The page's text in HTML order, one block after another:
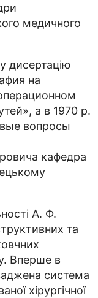
медичного
дисертацію
на
а в 1970 р.
вопросы
кафедра
А. Ф.
та
Вперше в
система
хірургічної